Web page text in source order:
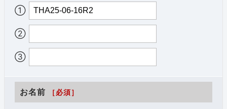
①
②
③
お名前 ［必須］